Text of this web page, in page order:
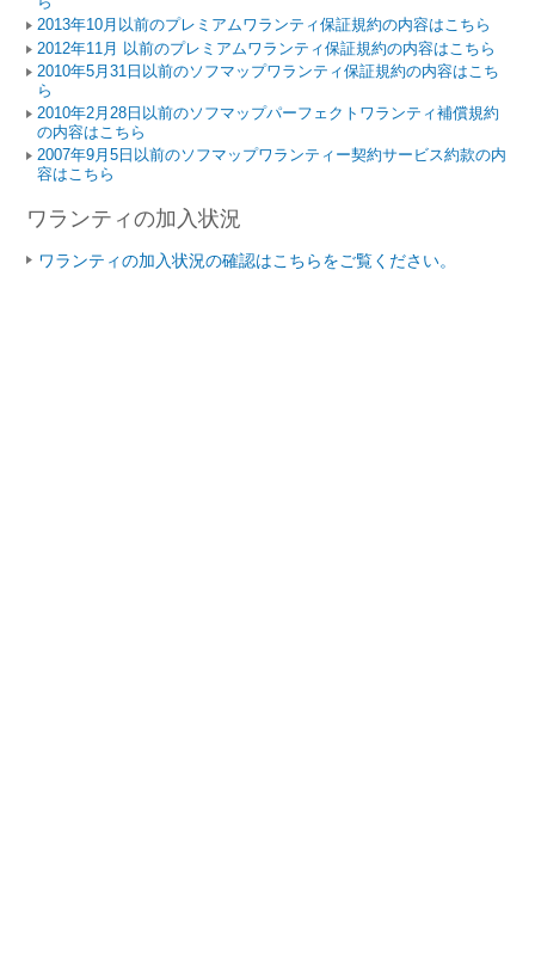
2013年10月以前のプレミアムワランティ保証規約の内容はこちら
2012年11月 以前のプレミアムワランティ保証規約の内容はこちら
2010年5月31日以前のソフマップワランティ保証規約の内容はこち
ら
2010年2月28日以前のソフマップパーフェクトワランティ補償規約
の内容はこちら
2007年9月5日以前のソフマップワランティー契約サービス約款の内
容はこちら
ワランティの加入状況
ワランティの加入状況の確認はこちらをご覧ください。